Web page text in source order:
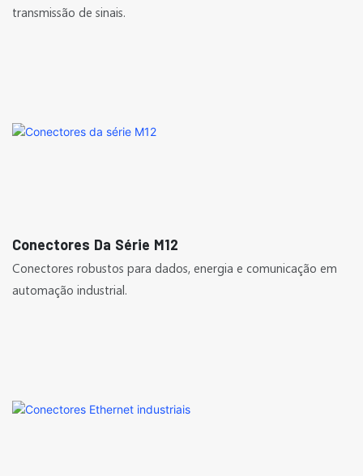
transmissão de sinais.
Conectores Da Série M12
Conectores robustos para dados, energia e comunicação em
automação industrial.